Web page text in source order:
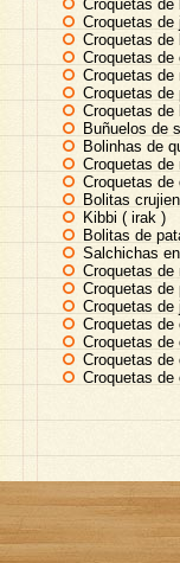
Croquetas de
Croquetas de
Croquetas de
Croquetas de
Croquetas
Croquetas de
Croquetas de
Buñuelos de
Bolinhas de
Croquetas de
Croquetas de
Bolitas
Kibbi ( irak )
Bolitas de
Salchichas
Croquetas de
Croquetas de
Croquetas de
Croquetas
Croquetas de
Croquetas de
Croquetas de